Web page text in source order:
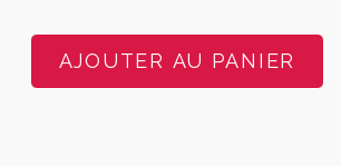
AJOUTER AU PANIER